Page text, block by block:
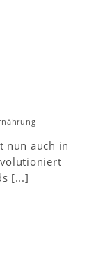
nun auch in
[...]